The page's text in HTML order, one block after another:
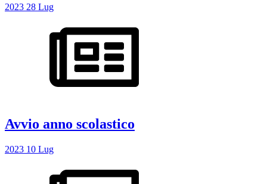
2023 28 Lug
Avvio anno scolastico
2023 10 Lug